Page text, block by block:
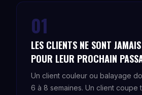
01
LES CLIENTS NE SONT
POUR LEUR PROCHAIN
Un client couleur ou balayage
6 à 8 semaines. Un client coupe